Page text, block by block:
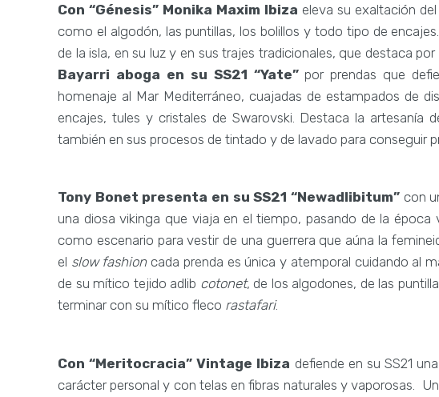
Con “Génesis” Monika Maxim Ibiza eleva su exaltación
como el algodón, las puntillas, los bolillos y todo tipo de
de la isla, en su luz y en sus trajes tradicionales, que destaca
Bayarri aboga en su SS21 “Yate”por prendas que
homenaje al Mar Mediterráneo, cuajadas de estampados de
encajes, tules y cristales de Swarovski. Destaca la artesanía
también en sus procesos de tintado y de lavado para conseguir
Tony Bonet presenta en su SS21 “Newadlibitum” con
una diosa vikinga que viaja en el tiempo, pasando de la
como escenario para vestir de una guerrera que aúna la
el slow fashioncada prenda es única y atemporal cuidando al
de su mítico tejido adlib cotonet, de los algodones, de las
terminar con su mítico fleco rastafari.
Con “Meritocracia” Vintage Ibiza defiende en su SS21
carácter personal y con telas en fibras naturales y vaporosas.